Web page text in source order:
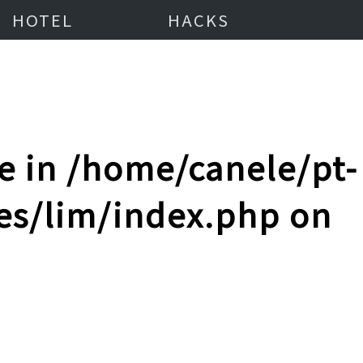
HOTEL HACKS
in /home/canele/pt-
lim/index.php on